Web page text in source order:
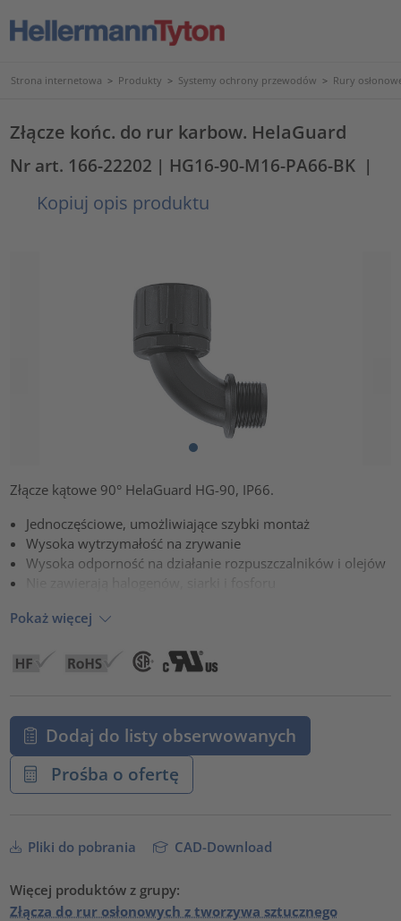
Strona internetowa > Produkty > Systemy ochrony przewodów > Rury
Złącze końc. do rur karbow. HelaGuard
Nr art. 166-22202 | HG16-90-M16-PA66-BK |
Kopiuj opis produktu
Złącze kątowe 90° HelaGuard HG-90, IP66.
Jednoczęściowe, umożliwiające szybki montaż
Wysoka wytrzymałość na zrywanie
Wysoka odporność na działanie rozpuszczalników i olejów
Nie zawierają halogenów, siarki i fosforu
Pokaż więcej
Dodaj do listy obserwowanych
Prośba o ofertę
Pliki do pobrania CAD-Download
Więcej produktów z grupy:
Złącza do rur osłonowych z tworzywa sztucznego